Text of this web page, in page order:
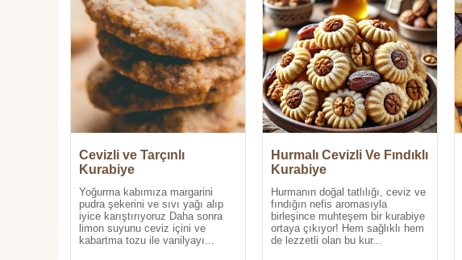
Cevizli ve Tarçınlı
Kurabiye
Yoğurma kabımıza margarini
pudra şekerini ve sıvı yağı alıp
iyice karıştırıyoruz Daha sonra
limon suyunu ceviz içini ve
kabartma tozu ile vanilyayı...
Hurmalı Cevizli Ve Fındıklı
Kurabiye
Hurmanın doğal tatlılığı, ceviz ve
fındığın nefis aromasıyla
birleşince muhteşem bir kurabiye
ortaya çıkıyor! Hem sağlıklı hem
de lezzetli olan bu kur...